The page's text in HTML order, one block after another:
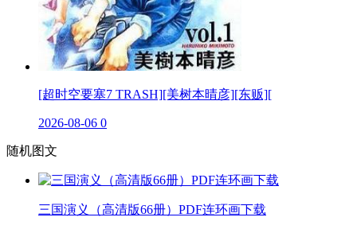
[超时空要塞7 TRASH][美树本晴彦][东贩][
2026-08-06 0
随机图文
三国演义（高清版66册）PDF连环画下载